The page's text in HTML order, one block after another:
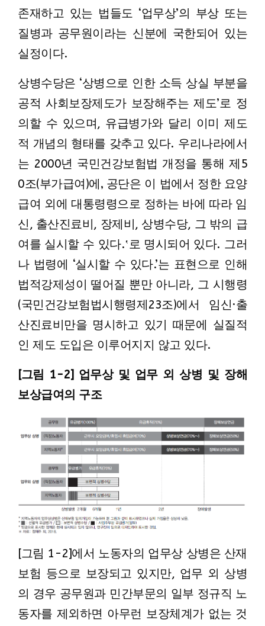
존재하고 있는 법들도 ‘업무상’의 부상 또는
질병과 공무원이라는 신분에 국한되어 있는
실정이다.
상병수당은 ‘상병으로 인한 소득 상실 부분을
공적 사회보장제도가 보장해주는 제도’로 정
의할 수 있으며, 유급병가와 달리 이미 제도
적 개념의 형태를 갖추고 있다. 우리나라에서
는 2000년 국민건강보험법 개정을 통해 제5
0조(부가급여)에‚ 공단은 이 법에서 정한 요양
급여 외에 대통령령으로 정하는 바에 따라 임
신, 출산진료비, 장제비, 상병수당, 그 밖의 급
여를 실시할 수 있다.‛로 명시되어 있다. 그러
나 법령에 ‘실시할 수 있다.’는 표현으로 인해
법적강제성이 떨어질 뿐만 아니라, 그 시행령
(국민건강보험법시행령제23조)에서 임신·출
산진료비만을 명시하고 있기 때문에 실질적
인 제도 도입은 이루어지지 않고 있다.
[그림 1-2] 업무상 및 업무 외 상병 및 장해
보상급여의 구조
[그림 1-2]에서 노동자의 업무상 상병은 산재
보험 등으로 보장되고 있지만, 업무 외 상병
의 경우 공무원과 민간부문의 일부 정규직 노
동자를 제외하면 아무런 보장체계가 없는 것